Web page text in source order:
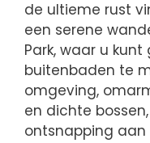
de ultieme rust
een serene
Park, waar u
buitenbaden te
omgeving,
en dichte
ontsnapping aan